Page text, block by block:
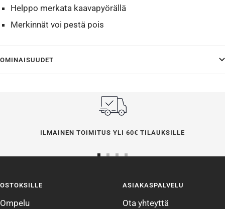
Helppo merkata kaavapyörällä
Merkinnät voi pestä pois
OMINAISUUDET
ILMAINEN TOIMITUS YLI 60€ TILAUKSILLE
4
OSTOKSILLE
Ompelu
ASIAKASPALVELU
Ota yhteyttä